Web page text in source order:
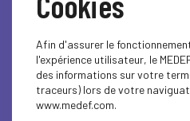
Afin d'assurer le
l'expérience utilisateur, le
des informations sur votre
traceurs) lors de votre
www.medef.com.